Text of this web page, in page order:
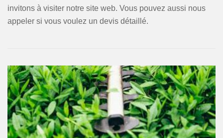
invitons à visiter notre site web. Vous pouvez aussi nous
appeler si vous voulez un devis détaillé.